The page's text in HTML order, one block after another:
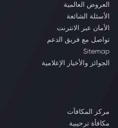
العروض العالمية
الأسئلة الشائعة
الأمان عبر الانترنت
تواصل مع فريق الدعم
Sitemap
الجوائز والأخبار الإعلامية
مركز المكافآت
مكافأة ترحيبية